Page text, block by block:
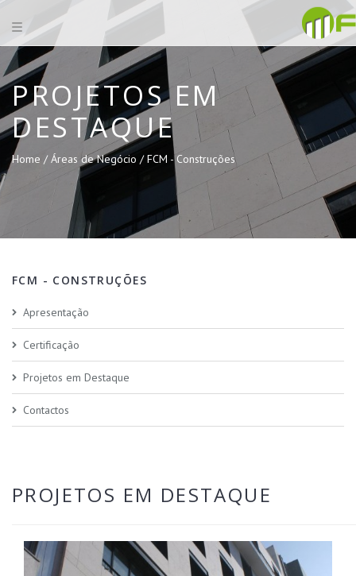
PROJETOS EM
DESTAQUE
Home / Áreas de Negócio /FCM - Construções
FCM - CONSTRUÇÕES
Apresentação
Certificação
Projetos em Destaque
Contactos
PROJETOS EM DESTAQUE